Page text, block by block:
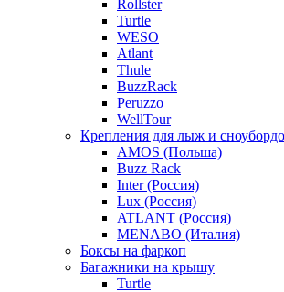
Rollster
Turtle
WESO
Atlant
Thule
BuzzRack
Peruzzo
WellTour
Крепления для лыж и
AMOS (Польша)
Buzz Rack
Inter (Россия)
Lux (Россия)
ATLANT (Россия)
MENABO (Италия)
Боксы на фаркоп
Багажники на крышу
Turtle